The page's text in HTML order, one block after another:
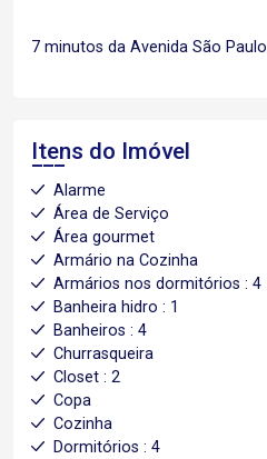
7 minutos da Avenida São Paulo
Itens do Imóvel
Alarme
Área de Serviço
Área gourmet
Armário na Cozinha
Armários nos dormitórios : 4
Banheira hidro : 1
Banheiros : 4
Churrasqueira
Closet : 2
Copa
Cozinha
Dormitórios : 4